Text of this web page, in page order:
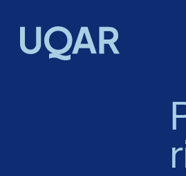
Taille du